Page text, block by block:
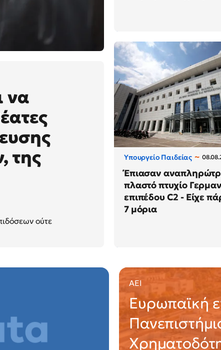
να
της
ούτε
Υπουργείο Παιδείας
Έπιασαν
πλαστό πτυχίο
επιπέδου C2 - Είχε
7 μόρια
ΑΕΙ
Ευρωπαϊκή